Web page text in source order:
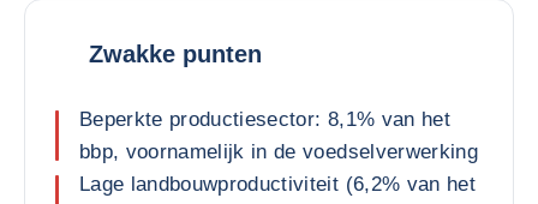
Zwakke punten
Beperkte productiesector: 8,1% van het
bbp, voornamelijk in de voedselverwerking
Lage landbouwproductiviteit (6,2% van het